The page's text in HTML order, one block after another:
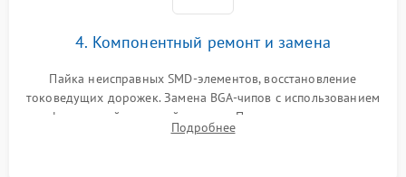
4. Компонентный ремонт и замена
Пайка неисправных SMD-элементов, восстановление
токоведущих дорожек. Замена BGA-чипов с использованием
инфракрасной паяльной станции. Прошивка микросхемы
BIOS или замена поврежденных портов USB
Подробнее